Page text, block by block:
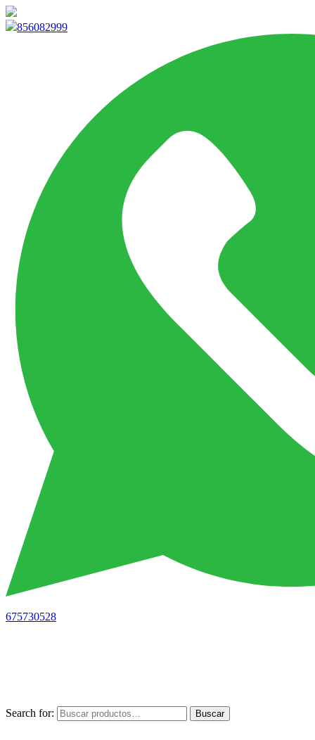
856082999
675730528
Search for: Buscar